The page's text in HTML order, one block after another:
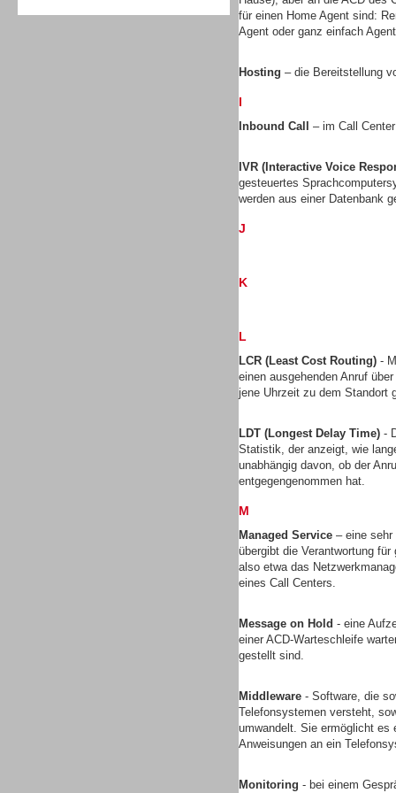
für einen Home Agent sind:
Agent oder ganz einfach
Hosting – die Bereitstellung
I
Inbound Call – im Call
IVR (Interactive Voice
gesteuertes
werden aus einer Datenbank
J
K
L
LCR (Least Cost Routing) -
einen ausgehenden Anruf
jene Uhrzeit zu dem Standort
LDT (Longest Delay Time) -
Statistik, der anzeigt, wie
unabhängig davon, ob der
entgegengenommen hat.
M
Managed Service – eine sehr
übergibt die Verantwortung
also etwa das
eines Call Centers.
Message on Hold - eine
einer ACD-Warteschleife
gestellt sind.
Middleware - Software, die
Telefonsystemen versteht,
umwandelt. Sie ermöglicht es
Anweisungen an ein
Monitoring - bei einem